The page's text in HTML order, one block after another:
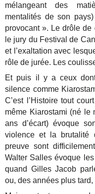
mélangeant des
mentalités de son
provocant ». Le drôle
le jury du Festival de
et l’exaltation avec
rôle de jurée. Les
Et puis il y a ceux
silence comme
C’est l’Histoire tout
même Kiarostami (né le
ans d’écart) évoque
violence et la brutalité
preuve sont
Walter Salles évoque
quand Gilles Jacob
ou, des années plus